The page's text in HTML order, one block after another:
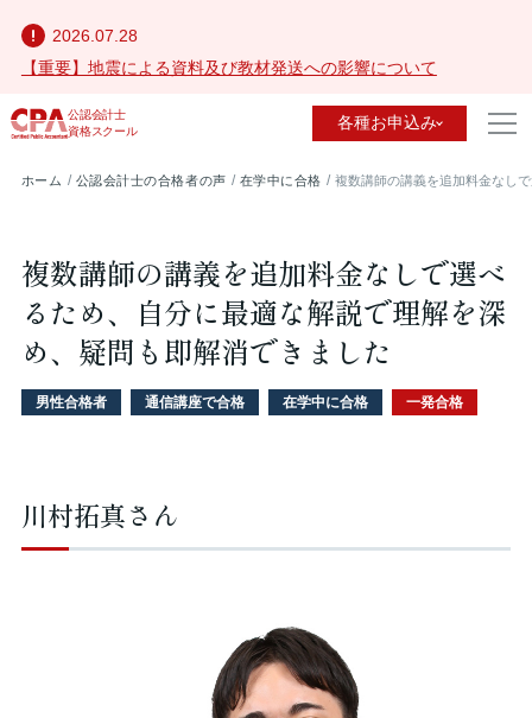
2026.07.28
【重要】地震による資料及び教材発送への影響について
公認会計士
資格スクール
各種お申込み
ホーム 公認会計士の合格者の声 在学中に合格 複数講師の講義を追加料金なし
複数講師の講義を追加料金なしで選べ
るため、自分に最適な解説で理解を深
め、疑問も即解消できました
男性合格者 通信講座で合格 在学中に合格 一発合格
川村拓真さん